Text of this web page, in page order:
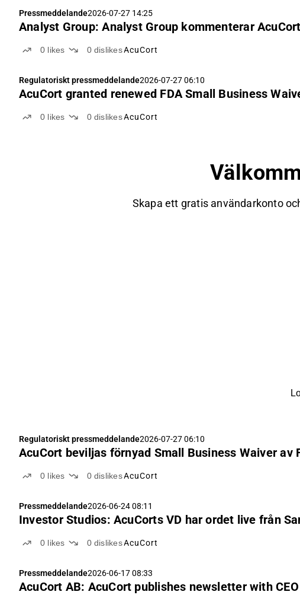
Pressmeddelande2026-07-27 14:25
Analyst Group: Analyst Group kommenterar
0 likes 0 dislikesAcuCort
Regulatoriskt pressmeddelande2026-07-27 06:10
AcuCort granted renewed FDA Small Business
0 likes 0 dislikesAcuCort
Skapa ett gratis användarkonto
Regulatoriskt pressmeddelande2026-07-27 06:10
AcuCort beviljas förnyad Small Business Waiver
0 likes 0 dislikesAcuCort
Pressmeddelande2026-06-24 08:11
Investor Studios: AcuCorts VD har ordet live från
0 likes 0 dislikesAcuCort
Pressmeddelande2026-06-17 08:33
AcuCort AB: AcuCort publishes newsletter with